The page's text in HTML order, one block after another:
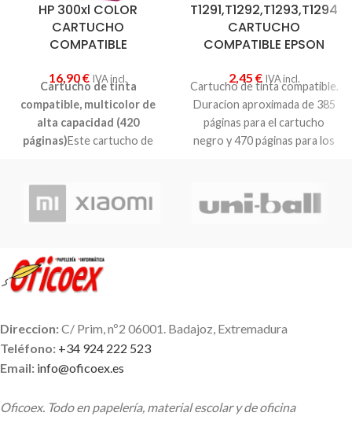
HP 300xl COLOR
CARTUCHO
COMPATIBLE
16,90€ IVA incl.
Cartucho de tinta
compatible, multicolor de
alta capacidad (420
páginas)Este cartucho de
D2560 / DeskJet F4280 /
DeskJet F4224 / DeskJet
F4220 / DeskJet D2660 /
DeskJet D1660 / DeskJet
Photosmart C4680 /
Photosmart C4780 / DeskJet
F2420 / DeskJet F2480 /
DeskJet F4580 / DeskJet
DeskJet F2492 / Photosmart
T1291,T1292,T1293,T1294
CARTUCHO
COMPATIBLE EPSON
2,45 € IVA incl.
Cartucho de tinta compatible.
Duracion aproximada de 385
páginas para el cartucho
negro y 470 páginas para los
Epson-impresoras: Stylus
Office BX305F / Stylus Office
Stylus Office BX625FWD /
Stylus SX440W / Stylus
Direccion:C/ Prim, nº2 06001. Badajoz, Extremadura
Teléfono: +34 924 222 523
Email: info@oficoex.es
Oficoex. Todo en papelería, material escolar y de oficina